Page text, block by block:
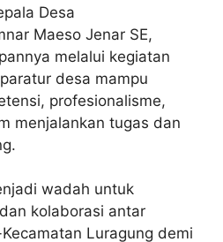
Desa
Maeso Jenar SE,
melalui kegiatan
desa mampu
profesionalisme,
menjalankan tugas dan
wadah untuk
kolaborasi antar
Luragung demi